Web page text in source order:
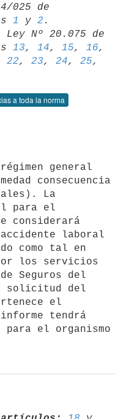
1 y 2
Ley Nº 20.075 de
13, 14, 15, 16
22, 23, 24, 25
a toda la norma
consecuencia
La
para el
considerará
accidente laboral
como tal en
los servicios
Seguros del
solicitud del
el
tendrá
el organismo